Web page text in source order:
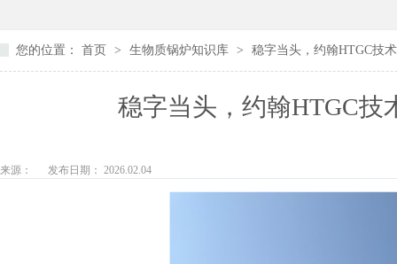
您的位置： 首页 > 生物质锅炉知识库 > 稳字当头，约翰HTGC技
稳字当头，约翰HTGC技
来源： 发布日期： 2026.02.04